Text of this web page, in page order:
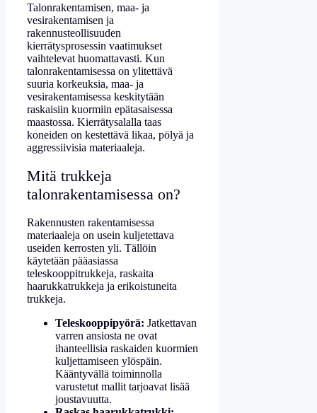
Talonrakentamisen, maa- ja
vesirakentamisen ja
rakennusteollisuuden
kierrätysprosessin vaatimukset
vaihtelevat huomattavasti. Kun
talonrakentamisessa on ylitettävä
suuria korkeuksia, maa- ja
vesirakentamisessa keskitytään
raskaisiin kuormiin epätasaisessa
maastossa. Kierrätysalalla taas
koneiden on kestettävä likaa, pölyä ja
aggressiivisia materiaaleja.
Mitä trukkeja
talonrakentamisessa on?
Rakennusten rakentamisessa
materiaaleja on usein kuljetettava
useiden kerrosten yli. Tällöin
käytetään pääasiassa
teleskooppitrukkeja, raskaita
haarukkatrukkeja ja erikoistuneita
trukkeja.
Teleskooppipyörä: Jatkettavan
varren ansiosta ne ovat
ihanteellisia raskaiden kuormien
kuljettamiseen ylöspäin.
Kääntyvällä toiminnolla
varustetut mallit tarjoavat lisää
joustavuutta.